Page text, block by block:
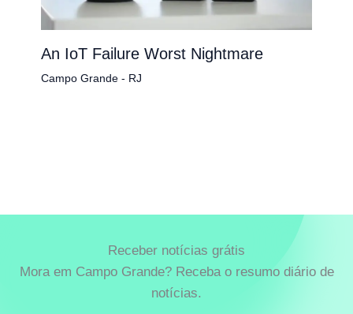
An IoT Failure Worst Nightmare
Campo Grande - RJ
Receber notícias grátis
Mora em Campo Grande? Receba o resumo diário de
notícias.